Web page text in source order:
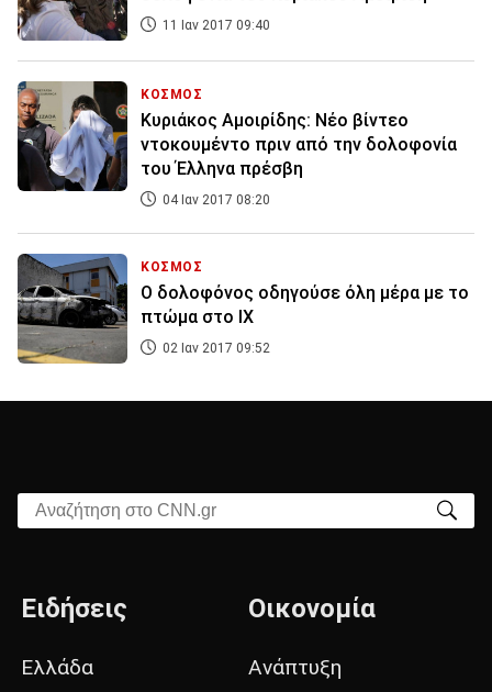
11 Ιαν 2017 09:40
ΚΟΣΜΟΣ
Κυριάκος Αμοιρίδης: Νέo βίντεο
ντοκουμέντο πριν από την δολοφονία
του Έλληνα πρέσβη
04 Ιαν 2017 08:20
ΚΟΣΜΟΣ
Ο δολοφόνος οδηγούσε όλη μέρα με το
πτώμα στο ΙΧ
02 Ιαν 2017 09:52
Αναζήτηση στο CNN.gr
Ειδήσεις
Ελλάδα
Οικονομία
Ανάπτυξη